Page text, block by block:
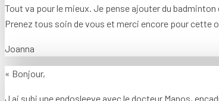
Tout va pour le mieux. Je pense ajouter du badminton
Prenez tous soin de vous et merci encore pour cette
Joanna
« Bonjour,
J ai subi une endosleeve avec le docteur Manos,